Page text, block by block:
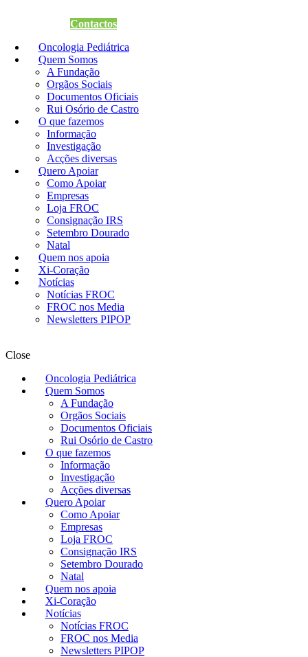
Contactos
Oncologia Pediátrica
Quem Somos
A Fundação
Orgãos Sociais
Documentos Oficiais
Rui Osório de Castro
O que fazemos
Informação
Investigação
Acções diversas
Quero Apoiar
Como Apoiar
Empresas
Loja FROC
Consignação IRS
Setembro Dourado
Natal
Quem nos apoia
Xi-Coração
Notícias
Notícias FROC
FROC nos Media
Newsletters PIPOP
Close
Oncologia Pediátrica
Quem Somos
A Fundação
Orgãos Sociais
Documentos Oficiais
Rui Osório de Castro
O que fazemos
Informação
Investigação
Acções diversas
Quero Apoiar
Como Apoiar
Empresas
Loja FROC
Consignação IRS
Setembro Dourado
Natal
Quem nos apoia
Xi-Coração
Notícias
Notícias FROC
FROC nos Media
Newsletters PIPOP